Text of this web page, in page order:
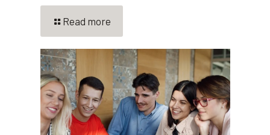
Read more